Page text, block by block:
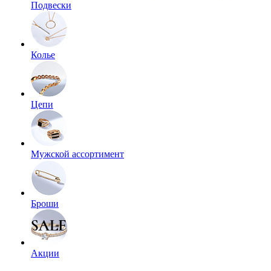
Подвески
Колье
Цепи
Мужской ассортимент
Броши
Акции